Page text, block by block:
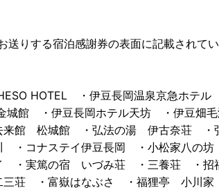
送りする宿泊感謝券の表面に記載されてい
HOTEL ・伊豆長岡温泉京急ホテ
館 ・伊豆長岡ホテル天坊 ・伊豆畑
館 松城館 ・弘法の湯 伊古奈荘 ・
コナステイ伊豆長岡 ・小松家八の坊
・実篤の宿 いづみ荘 ・三養荘 ・
荘 ・富嶽はなぶさ ・福狸亭 小川家